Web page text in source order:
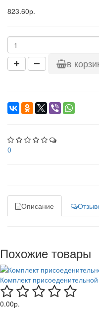
823.60р.
в
0
Описание
Похожие товары
Комплект
0.00р.